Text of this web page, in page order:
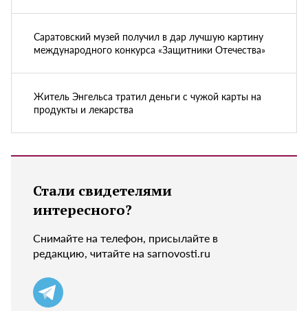
Саратовский музей получил в дар лучшую картину
международного конкурса «Защитники Отечества»
Житель Энгельса тратил деньги с чужой карты на
продукты и лекарства
Стали свидетелями
интересного?
Снимайте на телефон, присылайте в
редакцию, читайте на sarnovosti.ru